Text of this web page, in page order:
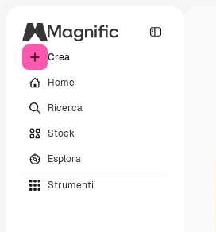
Crea
Home
Ricerca
Stock
Esplora
Strumenti